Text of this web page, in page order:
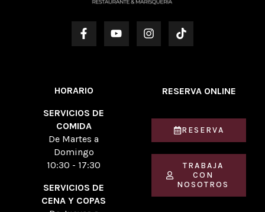
HORARIO
SERVICIOS DE
COMIDA
De Martes a
Domingo
10:30 - 17:30
SERVICIOS DE
CENA Y COPAS
RESERVA ONLINE
RESERVA
TRABAJA
CON
NOSOTROS